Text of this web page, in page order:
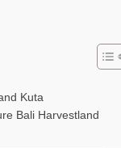
Kuta
Bali Harvestland